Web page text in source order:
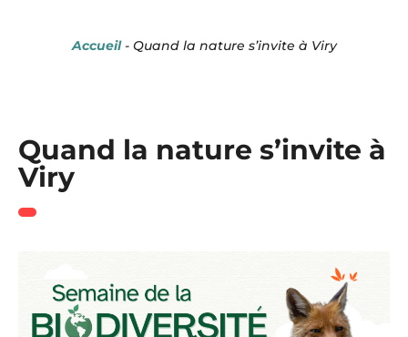
Accueil- Quand la nature s’invite à Viry
Quand la nature s’invite à
Viry